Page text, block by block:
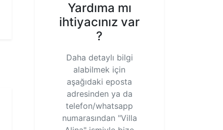
Yardıma mı
ihtiyacınız var
?
Daha detaylı bilgi
alabilmek için
aşağıdaki eposta
adresinden ya da
telefon/whatsapp
numarasından "Villa